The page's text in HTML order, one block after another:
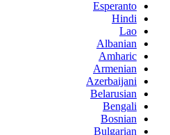
Esperanto
Hindi
Lao
Albanian
Amharic
Armenian
Azerbaijani
Belarusian
Bengali
Bosnian
Bulgarian